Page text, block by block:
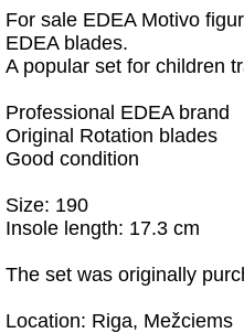
For sale EDEA Motivo
EDEA blades.
A popular set for children
Professional EDEA brand
Original Rotation blades
Good condition
Size: 190
Insole length: 17.3 cm
The set was originally
Location: Riga, Mežciems